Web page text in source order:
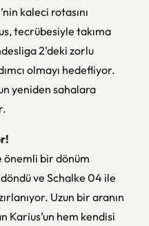
kaleci rotasını
tecrübesiyle takıma
2'deki zorlu
olmayı hedefliyor.
yeniden sahalara
bir dönüm
ve Schalke 04 ile
Uzun bir aranın
Karius’un hem kendisi